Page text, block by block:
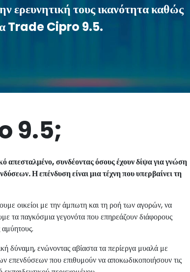
ερευνητική τους ικανότητα καθώς
Trade Cipro 9.5.
9.5;
συνδέοντας όσους έχουν δίψα για γνώση
Η επένδυση είναι μια τέχνη που υπερβαίνει τη
οικείοι με την άμπωτη και τη ροή των αγορών, να
τα παγκόσμια γεγονότα που επηρεάζουν διάφορους
αμύητους.
δύναμη, ενώνοντας αβίαστα τα περίεργα μυαλά με
επενδύσεων που επιθυμούν να αποκωδικοποιήσουν τις